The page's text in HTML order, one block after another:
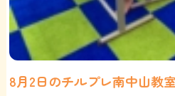
8月2日のチルプレ南中山教